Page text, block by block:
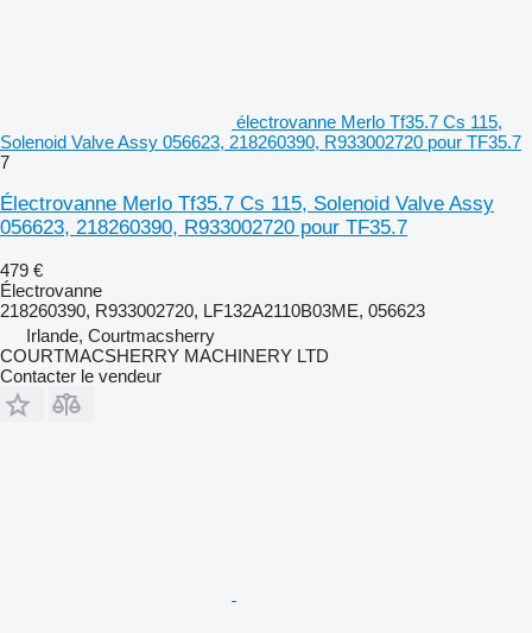
électrovanne Merlo Tf35.7 Cs 115,
Solenoid Valve Assy 056623, 218260390, R933002720 pour TF35.7
7
Électrovanne Merlo Tf35.7 Cs 115, Solenoid Valve Assy
056623, 218260390, R933002720 pour TF35.7
479 €
Électrovanne
218260390, R933002720, LF132A2110B03ME, 056623
Irlande, Courtmacsherry
COURTMACSHERRY MACHINERY LTD
Contacter le vendeur